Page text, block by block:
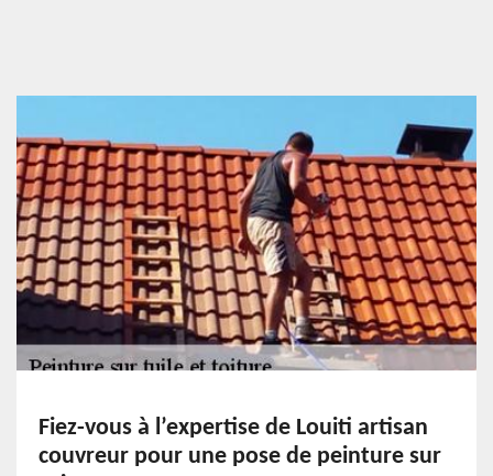
Fiez-vous à l’expertise de Louiti artisan
couvreur pour une pose de peinture sur